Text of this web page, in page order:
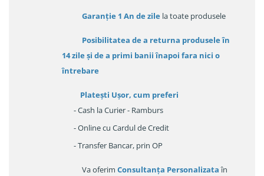
Garanție 1 An de zile la toate produsele
Posibilitatea de a returna produsele în
14 zileși de a primi banii înapoi fara nici o
întrebare
Platești Ușor, cum preferi
- Cash la Curier - Ramburs
- Online cu Cardul de Credit
- Transfer Bancar, prin OP
Va oferim Consultanța Personalizataîn